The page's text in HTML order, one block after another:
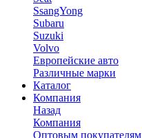
SsangYong
Subaru
Suzuki
Volvo
Европейские авто
Различные марки
Каталог
Компания
Назад
Компания
Оптовым покупателям